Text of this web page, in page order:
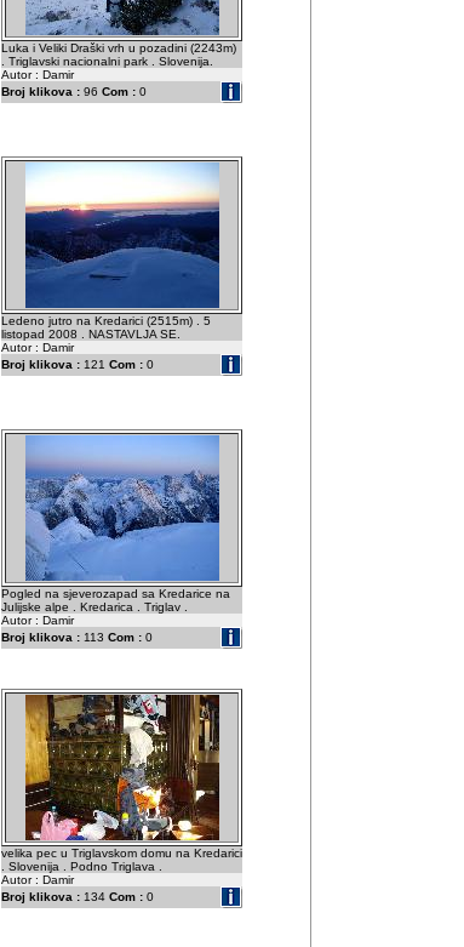
Luka i Veliki Draški vrh u pozadini (2243m)
. Triglavski nacionalni park . Slovenija.
Autor : Damir
Broj klikova : 96 Com : 0
Ledeno jutro na Kredarici (2515m) . 5
listopad 2008 . NASTAVLJA SE.
Autor : Damir
Broj klikova : 121 Com : 0
Pogled na sjeverozapad sa Kredarice na
Julijske alpe . Kredarica . Triglav .
Autor : Damir
Broj klikova : 113 Com : 0
velika pec u Triglavskom domu na Kredarici
. Slovenija . Podno Triglava .
Autor : Damir
Broj klikova : 134 Com : 0